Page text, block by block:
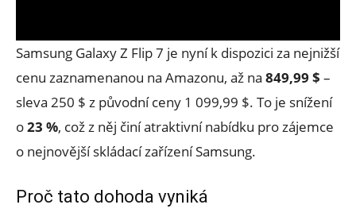
Samsung Galaxy Z Flip 7 je nyní k dispozici za nejnižší
cenu zaznamenanou na Amazonu, až na 849,99 $ –
sleva 250 $ z původní ceny 1 099,99 $. To je snížení
o23 %, což z něj činí atraktivní nabídku pro zájemce
o nejnovější skládací zařízení Samsung.
Proč tato dohoda vyniká